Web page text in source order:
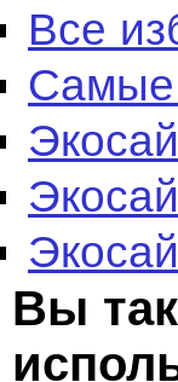
Все
Самые
Вы